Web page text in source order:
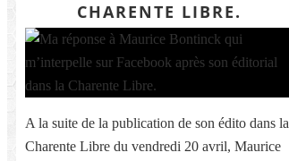
CHARENTE LIBRE.
A la suite de la publication de son édito dans la
Charente Libre du vendredi 20 avril, Maurice